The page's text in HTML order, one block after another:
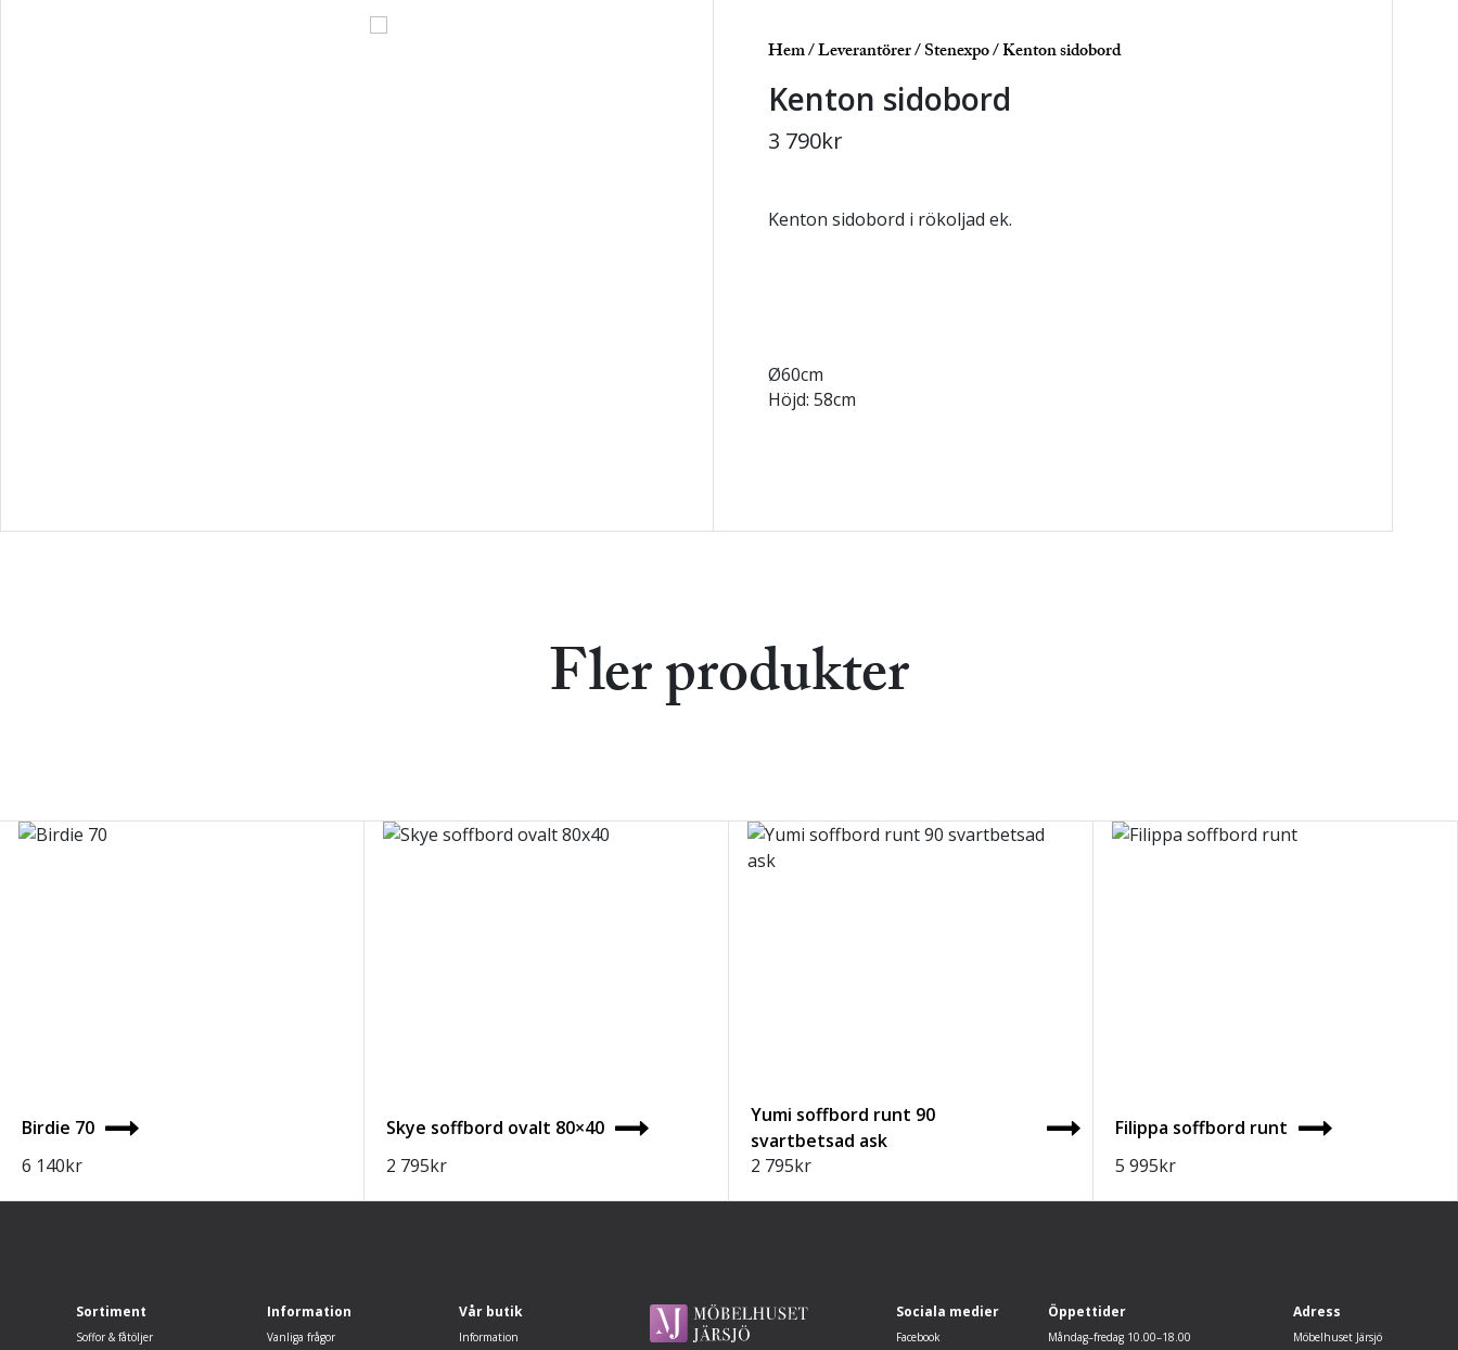
Hem/Leverantörer/ Stenexpo/ Kenton sidobord
Kenton sidobord
3 790kr
Kenton sidobord i rökoljad ek.
Ø60cm
Höjd: 58cm
Fler produkter
Birdie 70
6 140kr
Skye soffbord ovalt 80×40
2 795kr
Yumi soffbord runt 90
svartbetsad ask
2 795kr
Filippa soffbord runt
5 995kr
Sortiment
Soffor & fåtöljer
Information
Vanliga frågor
Vår butik
Information
Sociala medier
Facebook
Öppettider
Måndag–fredag 10.00–18.00
Adress
Möbelhuset Järsjö